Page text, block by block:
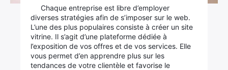
Chaque entreprise est libre d’employer
diverses stratégies afin de s’imposer sur le web.
L’une des plus populaires consiste à créer un site
vitrine. Il s’agit d’une plateforme dédiée à
l’exposition de vos offres et de vos services. Elle
vous permet d’en apprendre plus sur les
tendances de votre clientèle et favorise le